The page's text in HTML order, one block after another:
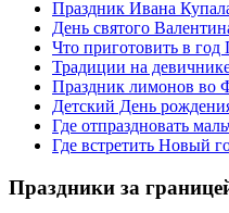
Праздник Ивана
День святого
Что приготовить в год
Традиции на
Праздник лимонов во
Детский День
Где отпраздновать
Где встретить Новый
Праздники за